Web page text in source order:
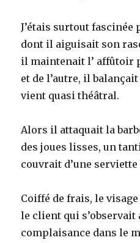
J’étais surtout
dont il aiguisait son
il maintenait l’ affûtoir
et de l’autre, il
vient quasi théâtral.
Alors il attaquait la
des joues lisses, un
couvrait d’une serviette
Coiffé de frais, le
le client qui s’observait
complaisance dans le